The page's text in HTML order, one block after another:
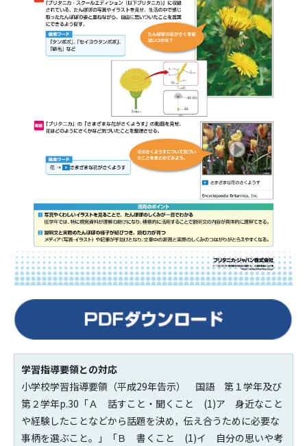
学習指導要領との対応
小学校学習指導要領（平成29年告示） 国語 第１学年及び
第２学年p.30「Ａ 話すこと・聞くこと (1)ア 身近なこと
や経験したことなどから話題を決め，伝え合うために必要な
事柄を選ぶこと。」「Ｂ 書くこと (1)イ 自分の思いや考